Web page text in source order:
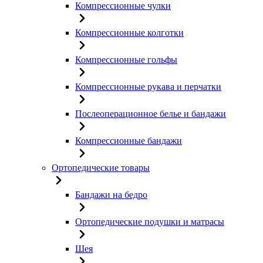
Компрессионные чулки
Компрессионные колготки
Компрессионные гольфы
Компрессионные рукава и перчатки
Послеоперационное белье и бандажи
Компрессионные бандажи
Ортопедические товары
Бандажи на бедро
Ортопедические подушки и матрасы
Шея